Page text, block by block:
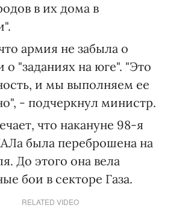
в их дома в
армия не забыла о
о "заданиях на юге". "Это
и мы выполняем ее
- подчеркнул министр.
что накануне 98-я
была переброшена на
До этого она вела
бои в секторе Газа.
RELATED VIDEO